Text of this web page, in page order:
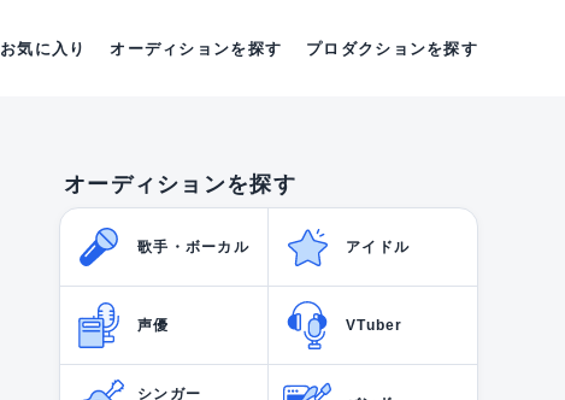
お気に入り オーディションを探す プロダクションを探す
オーディションを探す
歌手・ボーカル アイドル
声優 VTuber
シンガー